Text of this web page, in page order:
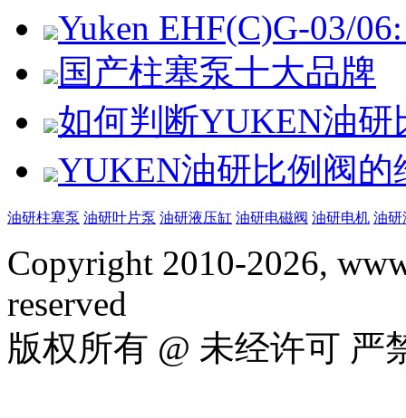
Yuken EHF(C)G-03/
国产柱塞泵十大品牌
如何判断YUKEN油
YUKEN油研比例阀的
油研柱塞泵 油研叶片泵 油研液压缸 油研电磁阀 油研电机 油研
Copyright 2010-2026,
reserved
版权所有 @ 未经许可 严